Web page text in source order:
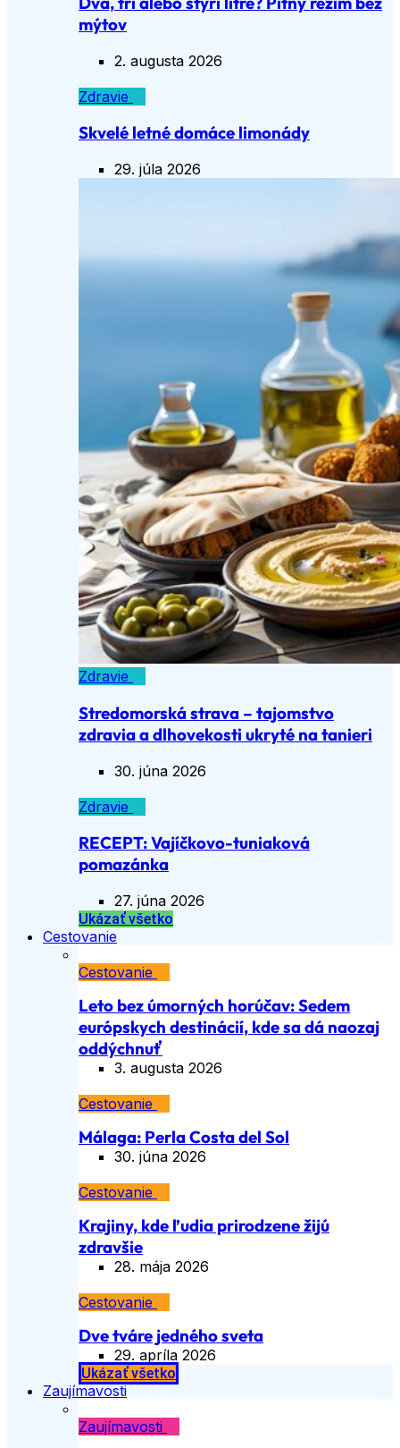
mýtov
2. augusta 2026
Zdravie
Skvelé letné domáce limonády
29. júla 2026
Zdravie
Stredomorská strava – tajomstvo
zdravia a dlhovekosti ukryté na tanieri
30. júna 2026
Zdravie
RECEPT: Vajíčkovo-tuniaková
pomazánka
27. júna 2026
Ukázať všetko
Cestovanie
Cestovanie
Leto bez úmorných horúčav: Sedem
európskych destinácií, kde sa dá naozaj
oddýchnuť
3. augusta 2026
Cestovanie
Málaga: Perla Costa del Sol
30. júna 2026
Cestovanie
Krajiny, kde ľudia prirodzene žijú
zdravšie
28. mája 2026
Cestovanie
Dve tváre jedného sveta
29. apríla 2026
Ukázať všetko
Zaujímavosti
Zaujímavosti